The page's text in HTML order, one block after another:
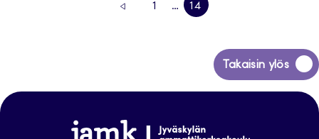
EDELLINEN
1
…
SIVU
14
Takaisin ylös
Siirry
takaisin
Jamk